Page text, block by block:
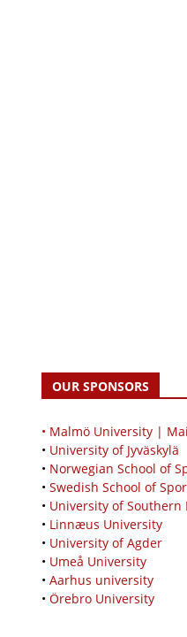
OUR SPONSORS
• Malmö University |
• University of Jyväskylä
• Norwegian School of
• Swedish School of
• University of Southern
• Linnæus University
• University of Agder
• Umeå University
• Aarhus university
• Örebro University